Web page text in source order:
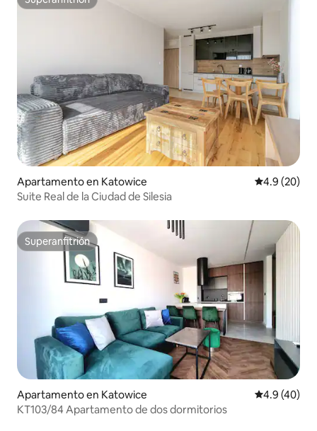
Superanfitrión
Apartamento en Katowice Calificación
4.9 (20)
Suite Real de la Ciudad de Silesia
Superanfitrión
Superanfitrión
Apartamento en Katowice Calificación
4.9 (40)
KT103/84 Apartamento de dos dormitorios